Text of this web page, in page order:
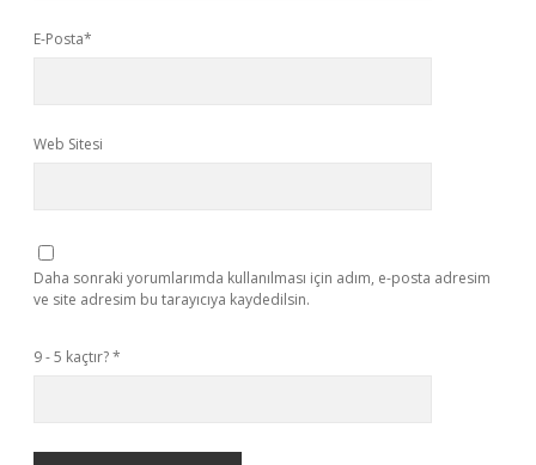
E-Posta*
Web Sitesi
Daha sonraki yorumlarımda kullanılması için adım, e-posta adresim
ve site adresim bu tarayıcıya kaydedilsin.
9 - 5 kaçtır?*